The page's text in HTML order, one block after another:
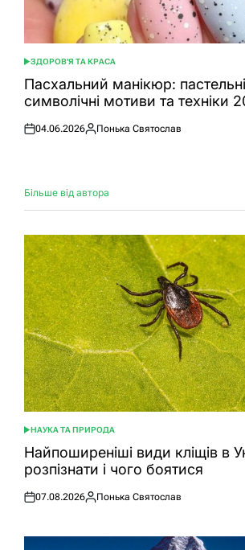
ОПУБЛІКУВАТИ
У
ЗДОРОВ'Я ТА КРАСА
Пасхальний манікюр: пастельні
символічні мотиви та техніки
Оприлюднено
04.06.2026
Опубліковано
Понька Святослав
Більше від автора
ОПУБЛІКУВАТИ
У
НАУКА ТА ПРИРОДА
Найпоширеніші види кліщів в
розпізнати і чого боятися
Оприлюднено
07.08.2026
Опубліковано
Понька Святослав